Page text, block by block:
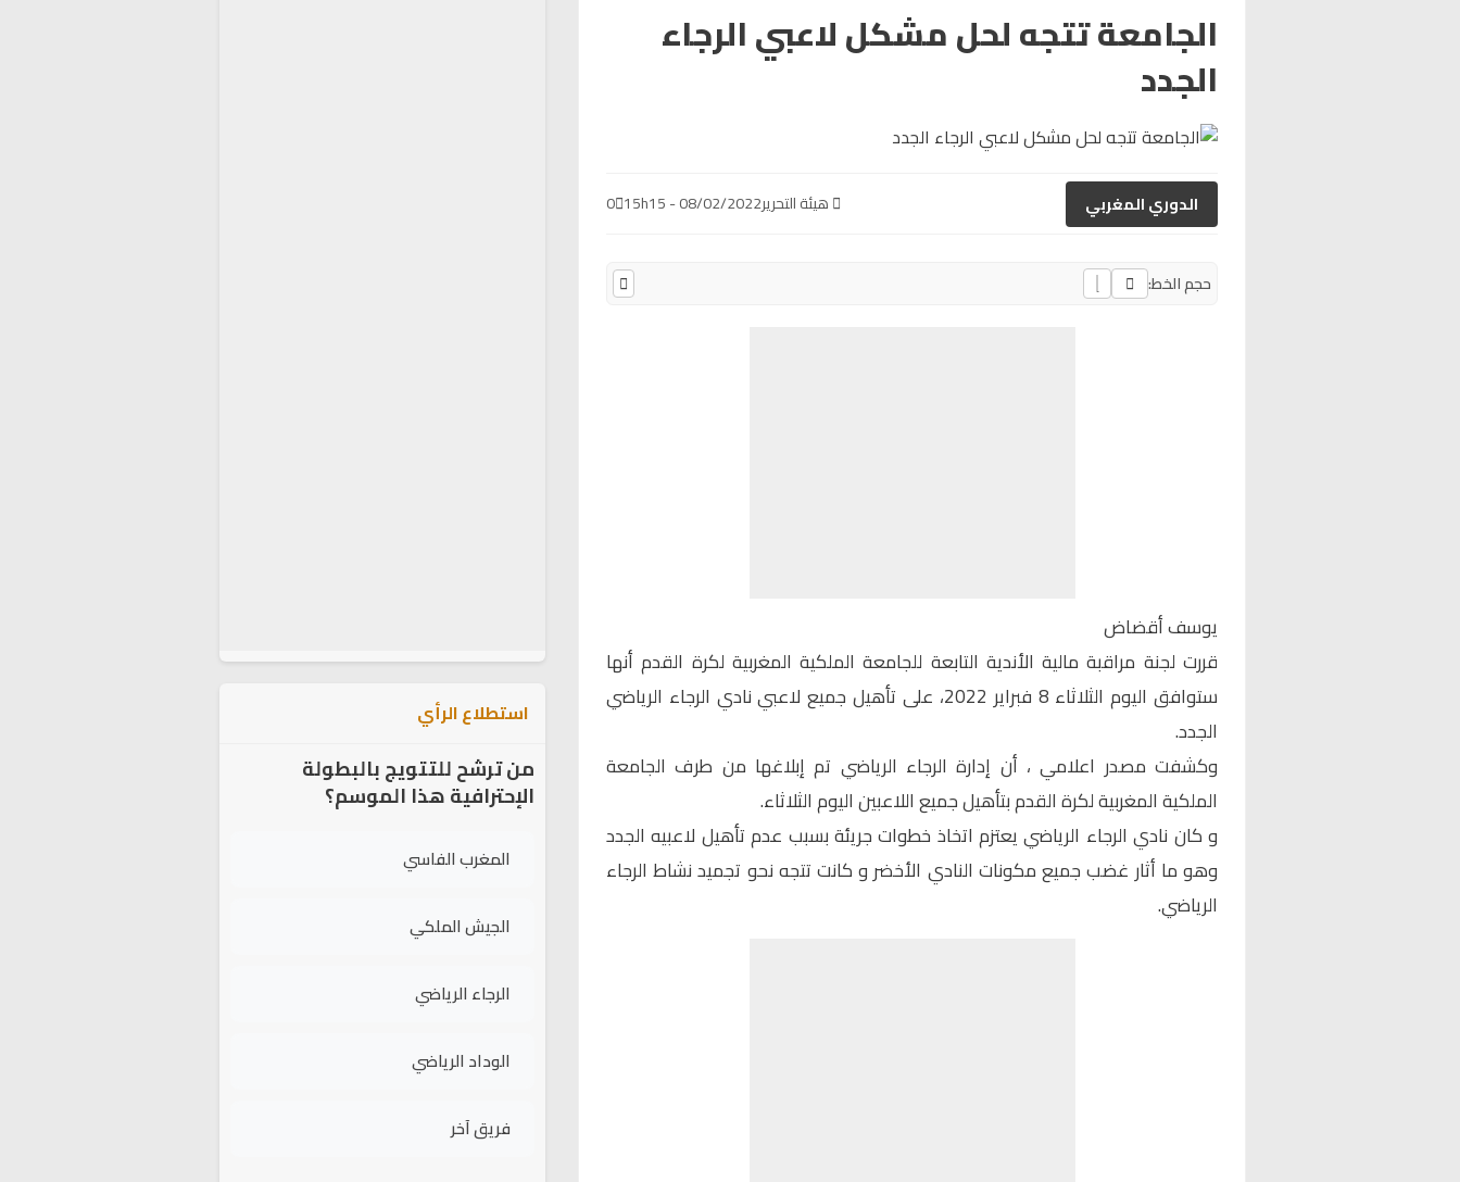
الجامعة تتجه لحل مشكل لاعبي الرجاء
الجدد
الدوري المغربي هيئة التحرير08/02/2022 - 15h15
0
حجم الخط:
يوسف أقضاض
قررت لجنة مراقبة مالية الأندية التابعة للجامعة الملكية المغربية لكرة القدم أنها
ستوافق اليوم الثلاثاء 8 فبراير 2022، على تأهيل جميع لاعبي نادي الرجاء الرياضي
الجدد.
وكشفت مصدر اعلامي ، أن إدارة الرجاء الرياضي تم إبلاغها من طرف الجامعة
الملكية المغربية لكرة القدم بتأهيل جميع اللاعبين اليوم الثلاثاء.
و كان نادي الرجاء الرياضي يعتزم اتخاذ خطوات جريئة بسبب عدم تأهيل لاعبيه الجدد
وهو ما أثار غضب جميع مكونات النادي الأخضر و كانت تتجه نحو تجميد نشاط الرجاء
الرياضي.
استطلاع الرأي
من ترشح للتتويج بالبطولة
الإحترافية هذا الموسم؟
المغرب الفاسي
الجيش الملكي
الرجاء الرياضي
الوداد الرياضي
فريق آخر